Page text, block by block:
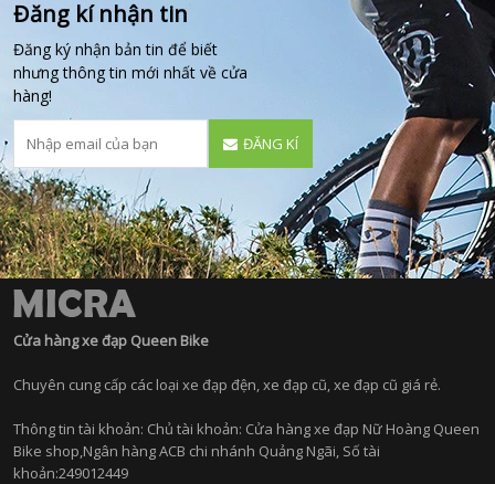
Đăng kí nhận tin
Đăng ký nhận bản tin để biết
nhưng thông tin mới nhất về cửa
hàng!
ĐĂNG KÍ
Cửa hàng xe đạp Queen Bike
Chuyên cung cấp các loại xe đạp đện, xe đạp cũ, xe đạp cũ giá rẻ.
Thông tin tài khoản: Chủ tài khoản: Cửa hàng xe đạp Nữ Hoàng Queen
Bike shop,Ngân hàng ACB chi nhánh Quảng Ngãi, Số tài
khoản:249012449